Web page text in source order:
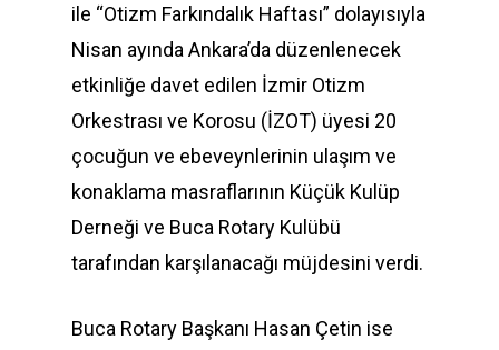
ile “Otizm Farkındalık Haftası” dolayısıyla
Nisan ayında Ankara’da düzenlenecek
etkinliğe davet edilen İzmir Otizm
Orkestrası ve Korosu (İZOT) üyesi 20
çocuğun ve ebeveynlerinin ulaşım ve
konaklama masraflarının Küçük Kulüp
Derneği ve Buca Rotary Kulübü
tarafından karşılanacağı müjdesini verdi.
Buca Rotary Başkanı Hasan Çetin ise